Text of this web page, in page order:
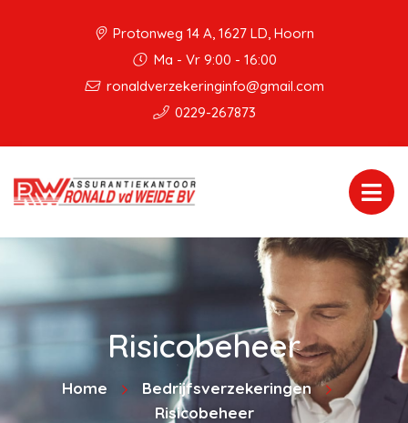
Protonweg 14 A, 1627 LD, Hoorn
Ma - Vr 9:00 - 16:00
ronaldverzekeringinfo@gmail.com
0229-267873
Risicobeheer
Home
Bedrijfsverzekeringen
Risicobeheer